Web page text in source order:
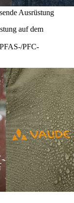
Ausrüstung
auf dem
PFC-